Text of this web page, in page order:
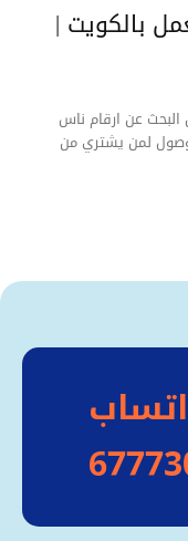
بالكويت |
عن ارقام ناس
لمن يشتري من